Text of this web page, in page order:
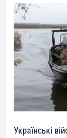
Українські